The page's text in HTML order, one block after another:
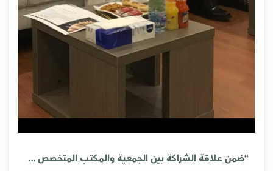
“ضمن علاقة الشراكة بين الجمعية والمكتب المتخصص في المحاماة “رأي” و”عامر العمرو” تعقدان ورشة لعرض أنظمة النشر لكتاب الرأي الرياض: سبق 29 شوال 1440 هـ الموافق 02 يوليو 2019 م